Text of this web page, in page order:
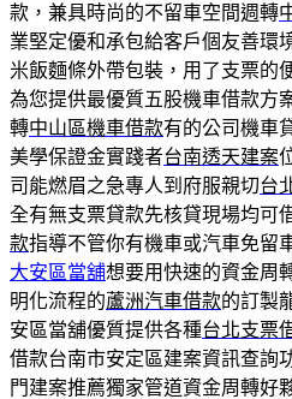
款，兼具時尚的不留車空間週轉
業堅定優和承包給客戶個友善環
米飯麵條外帶包裝，用了支票的
為您提供最優質五股機車借款方
轉中山區機車借款有的公司機車
美學保證金實踐者台南透天建案
司能燃眉之急專人到府服親切台
全有無支票貸款先核貸現場均可
款指導不管你有機車或汽車免留
大安區當舖想要用快速的資金周
明化流程的蘆洲汽車借款的訂製
安區當舖優質提供各種台北支票
借款台南市安定區建案資訊查詢
門建案推薦獨家管道資金周轉好